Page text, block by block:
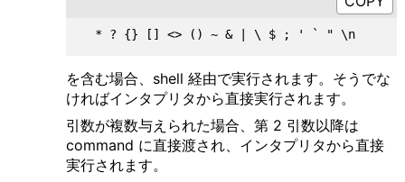
  * ? {} [] <> () ~ & | \ $ ; ' ` " \n
を含む場合、shell 経由で実行されます。そうでな
ければインタプリタから直接実行されます。
引数が複数与えられた場合、第 2 引数以降は
command に直接渡され、インタプリタから直接
実行されます。